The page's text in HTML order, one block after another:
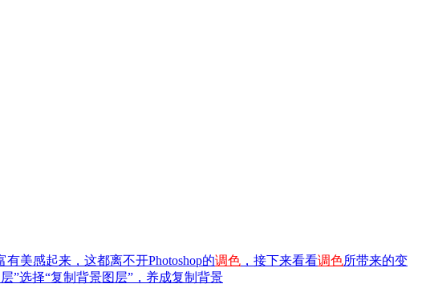
美感起来，这都离不开Photoshop的调色 ，接下来看看调色所带来的变
”选择“复制背景图层”，养成复制背景